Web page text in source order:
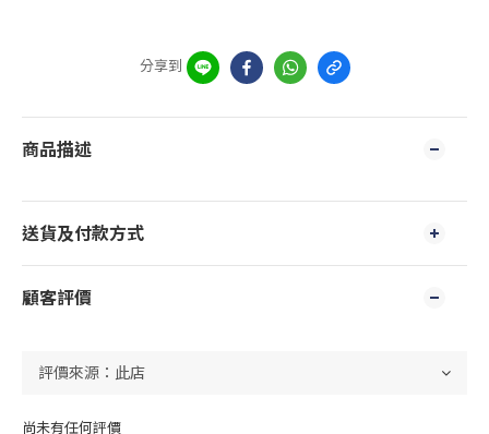
分享到
商品描述
送貨及付款方式
顧客評價
尚未有任何評價